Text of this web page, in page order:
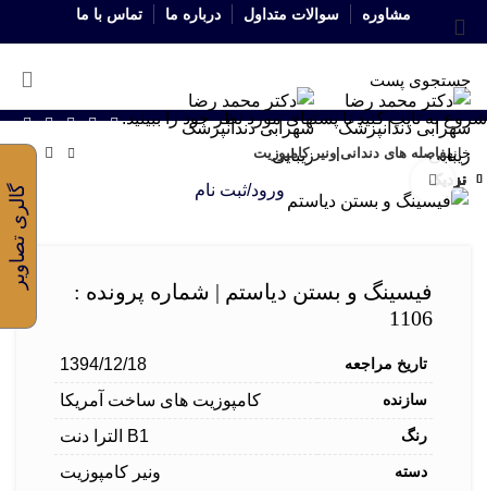
مشاوره سوالات متداول درباره ما تماس با ما
ورود/ثبت نام
خانهفاصله های دندانی|ونیر کامپوزیت
فیسینگ و بستن دیاستم | شماره پرونده :
1106
تاریخ مراجعه 1394/12/18
سازنده کامپوزیت های ساخت آمریکا
رنگ B1 الترا دنت
دسته ونیر کامپوزیت
نزدیک
نزدیک
نزدیک
نزدیک
نزدیک
نزدیک
نزدیک
نزدیک
شروع به تایپ کنید تا پستهای مورد نظر خود را ببینید.
گالری تصاویر